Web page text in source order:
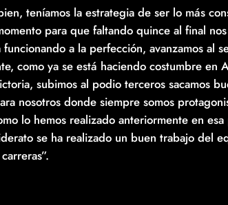
teníamos la estrategia de ser lo más
para que faltando quince al final
a la perfección, avanzamos al
como ya se está haciendo costumbre en
subimos al podio terceros sacamos
nosotros donde siempre somos
lo hemos realizado anteriormente en
se ha realizado un buen trabajo del